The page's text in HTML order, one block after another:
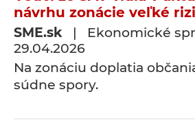
návrhu zonácie veľké
SME.sk | Ekonomické
29.04.2026
Na zonáciu doplatia
súdne spory.